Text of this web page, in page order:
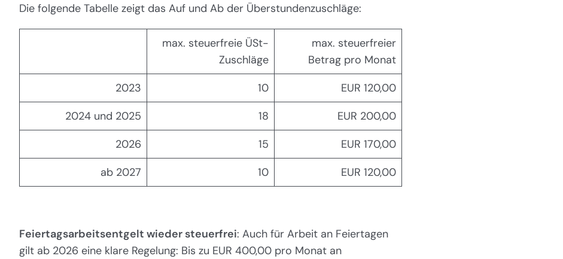
Die folgende Tabelle zeigt das Auf und Ab der Überstundenzuschläge:
max. steuerfreie ÜSt-
Zuschläge
max. steuerfreier
Betrag pro Monat
2023
10
EUR 120,00
2024 und 2025
18
EUR 200,00
2026
15
EUR 170,00
ab 2027
10 EUR 120,00
Feiertagsarbeitsentgelt wieder steuerfrei: Auch für Arbeit an Feiertagen
gilt ab 2026 eine klare Regelung: Bis zu EUR 400,00 pro Monat an